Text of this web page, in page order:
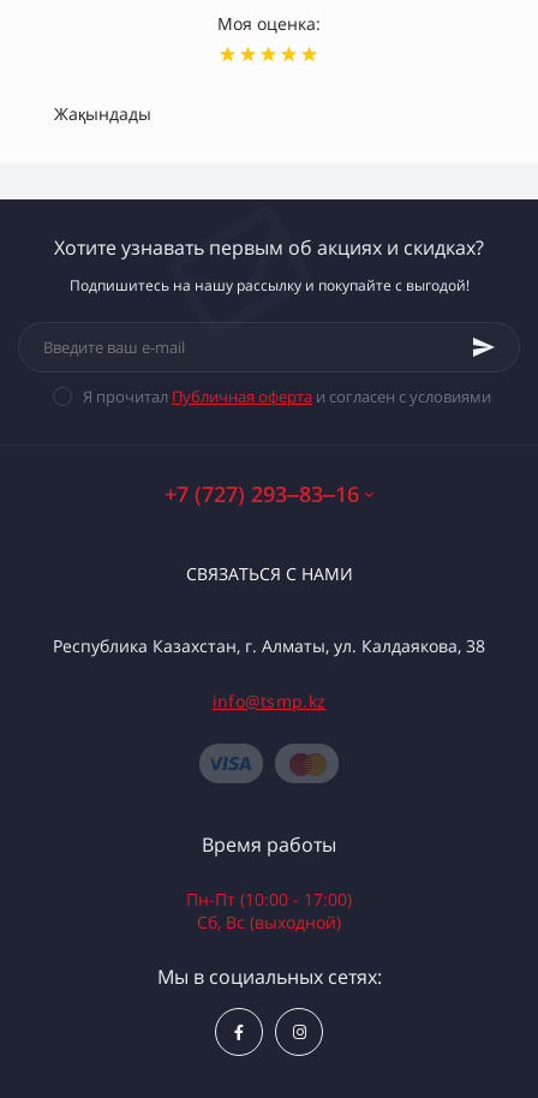
Моя оценка:
Жақындады
Хотите узнавать первым об акциях и скидках?
Подпишитесь на нашу рассылку и покупайте с выгодой!
Я прочитал Публичная оферта и согласен с условиями
+7 (727) 293‒83‒16
СВЯЗАТЬСЯ С НАМИ
Республика Казахстан, г. Алматы, ул. Калдаякова, 38
info@tsmp.kz
Время работы
Пн-Пт (10:00 - 17:00)
Сб, Вс (выходной)
Мы в социальных сетях: